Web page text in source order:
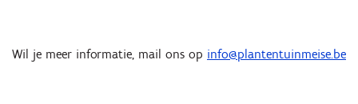
Wil je meer informatie, mail ons op info@plantentuinmeise.be